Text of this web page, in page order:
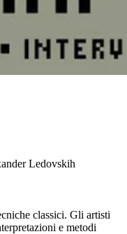
Ledovskih
classici. Gli artisti
e metodi